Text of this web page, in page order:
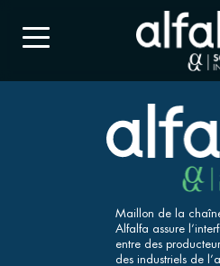
Maillon de la
Alfalfa assure
entre des
des industriels de